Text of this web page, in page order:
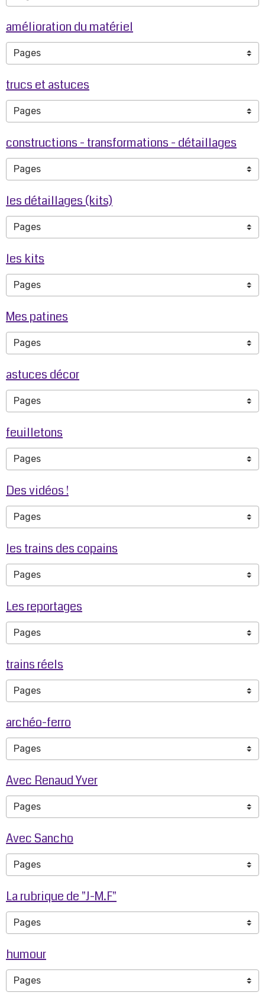
amélioration du matériel
trucs et astuces
constructions - transformations - détaillages
les détaillages (kits)
les kits
Mes patines
astuces décor
feuilletons
Des vidéos !
les trains des copains
Les reportages
trains réels
archéo-ferro
Avec Renaud Yver
Avec Sancho
La rubrique de "J-M.F"
humour